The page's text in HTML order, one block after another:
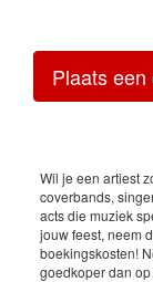
Plaats
Wil je een artiest
coverbands,
acts die muziek
jouw feest, neem
boekingskosten!
goedkoper dan op